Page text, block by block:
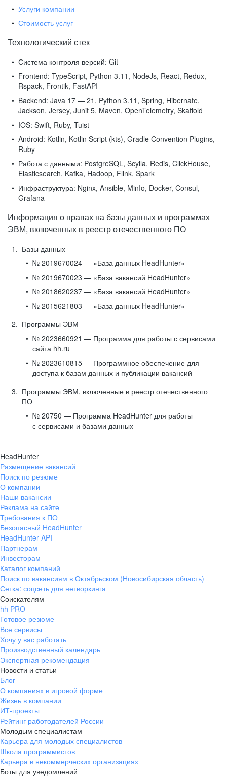
Услуги компании
Стоимость услуг
Технологический стек
Система контроля версий: Git
Frontend: TypeScript, Python 3.11, NodeJs, React, Redux,
Rspack, Frontik, FastAPI
Backend: Java 17 — 21, Python 3.11, Spring, Hibernate,
Jackson, Jersey, Junit 5, Maven, OpenTelemetry, Skaffold
IOS: Swift, Ruby, Tuist
Android: Kotlin, Kotlin Script (kts), Gradle Convention Plugins,
Ruby
Работа с данными: PostgreSQL, Scylla, Redis, ClickHouse,
Elasticsearch, Kafka, Hadoop, Flink, Spark
Инфраструктура: Nginx, Ansible, MinIo, Docker, Consul,
Grafana
Информация о правах на базы данных и программах
ЭВМ, включенных в реестр отечественного ПО
Базы данных
№ 2019670024 — «База данных HeadHunter»
№ 2019670023 — «База вакансий HeadHunter»
№ 2018620237 — «База вакансий HeadHunter»
№ 2015621803 — «База данных HeadHunter»
Программы ЭВМ
№ 2023660921 — Программа для работы с сервисами
сайта hh.ru
№ 2023610815 — Программное обеспечение для
доступа к базам данных и публикации вакансий
Программы ЭВМ, включенные в реестр отечественного
ПО
№ 20750 — Программа HeadHunter для работы
с сервисами и базами данных
HeadHunter
Размещение вакансий
Поиск по резюме
О компании
Наши вакансии
Реклама на сайте
Требования к ПО
Безопасный HeadHunter
HeadHunter API
Партнерам
Инвесторам
Каталог компаний
Поиск по вакансиям в Октябрьском (Новосибирская область)
Сетка: соцсеть для нетворкинга
Соискателям
hh PRO
Готовое резюме
Все сервисы
Хочу у вас работать
Производственный календарь
Экспертная рекомендация
Новости и статьи
Блог
О компаниях в игровой форме
Жизнь в компании
ИТ-проекты
Рейтинг работодателей России
Молодым специалистам
Карьера для молодых специалистов
Школа программистов
Карьера в некоммерческих организациях
Боты для уведомлений